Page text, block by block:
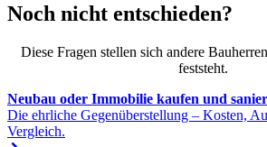
Noch nicht entschieden?
Diese Fragen stellen sich andere
feststeht.
Neubau oder Immobilie kaufen und
Die ehrliche Gegenüberstellung – Kosten,
Vergleich.